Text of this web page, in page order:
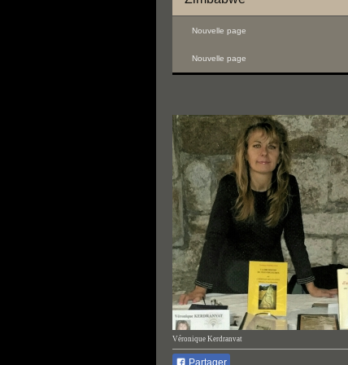
Nouvelle page
Nouvelle page
Véronique Kerdranvat